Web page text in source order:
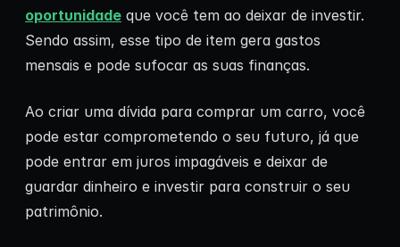
oportunidade que você tem ao deixar de investir.
Sendo assim, esse tipo de item gera gastos
mensais e pode sufocar as suas finanças.
Ao criar uma dívida para comprar um carro, você
pode estar comprometendo o seu futuro, já que
pode entrar em juros impagáveis e deixar de
guardar dinheiro e investir para construir o seu
patrimônio.